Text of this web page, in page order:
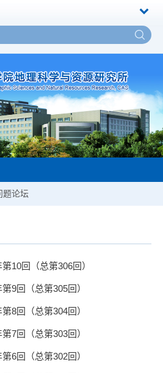
题论坛
10回（总第306回）
9回（总第305回）
8回（总第304回）
7回（总第303回）
6回（总第302回）